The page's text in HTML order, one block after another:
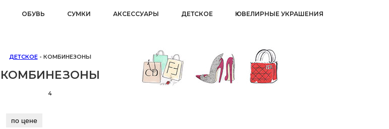
ОБУВЬ СУМКИ АКСЕССУАРЫ ДЕТСКОЕ ЮВЕЛИРНЫЕ УКРАШЕНИЯ
ДЕТСКОЕ- КОМБИНЕЗОНЫ
КОМБИНЕЗОНЫ
4
по цене